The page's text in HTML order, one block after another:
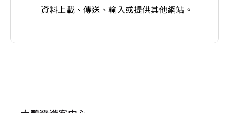
資料上載、傳送、輸入或提供其他網站。